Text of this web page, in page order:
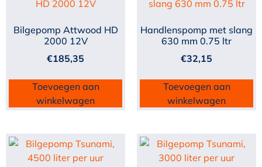
Bilgepomp Attwood HD
2000 12V
€185,35
Toevoegen aan
winkelwagen
Handlenspomp met slang
630 mm 0.75 ltr
€32,15
Toevoegen aan
winkelwagen